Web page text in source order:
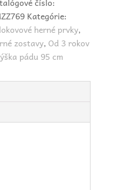
Kategórie:
herné prvky,
zostavy,Od 3 rokov
pádu 95 cm